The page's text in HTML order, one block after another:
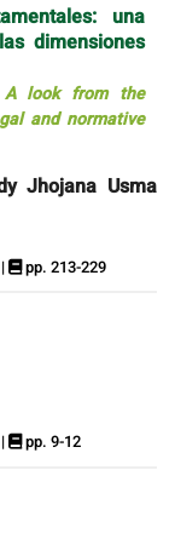
una
dimensiones
A look from the
and normative
Jhojana Usma
pp. 213-229
pp. 9-12